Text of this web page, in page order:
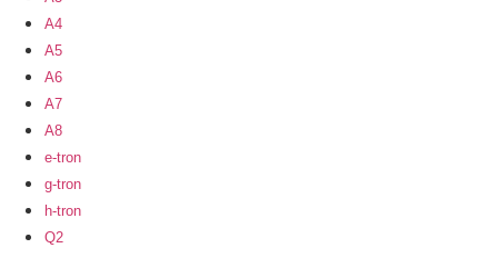
A4
A5
A6
A7
A8
e-tron
g-tron
h-tron
Q2